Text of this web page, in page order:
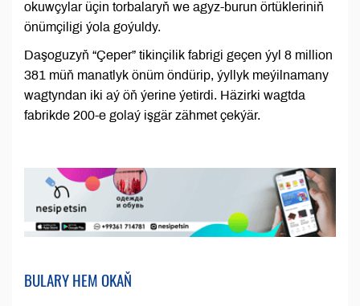
okuwçylar üçin torbalaryň we agyz-burun örtükleriniň
önümçiligi ýola goýuldy.
Daşoguzyň “Çeper” tikinçilik fabrigi geçen ýyl 8 million
381 müň manatlyk önüm öndürip, ýyllyk meýilnamany
wagtyndan iki aý öň ýerine ýetirdi. Häzirki wagtda
fabrikde 200-e golaý işgär zähmet çekýär.
BULARY HEM OKAŇ